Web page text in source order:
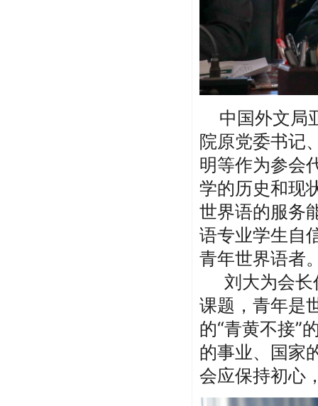
中国外文局
院原党委书记
明等作为参会
学的历史和现
世界语的服务
语专业学生自
青年世界语者
刘大为会长
课题，青年是
的“青黄不接”
的事业、国家
会应保持初心